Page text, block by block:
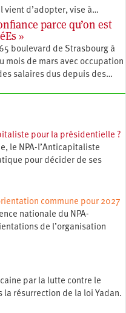
vient d’adopter, vise à…
parce qu’on est
»
boulevard de Strasbourg à
mois de mars avec occupation
salaires dus depuis des…
pour la présidentielle ?
le NPA-l’Anticapitaliste
pour décider de ses
commune pour 2027
nationale du NPA-
de l’organisation
par la lutte contre le
la résurrection de la loi Yadan.